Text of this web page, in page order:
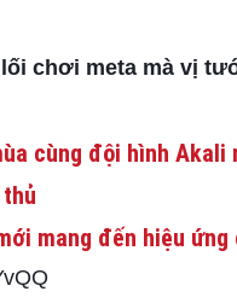
lối chơi meta mà vị
cùng đội hình Akali
mang đến hiệu